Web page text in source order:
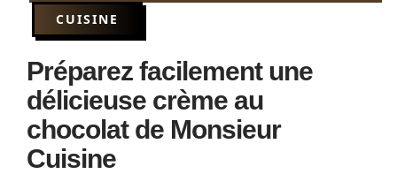
CUISINE
Préparez facilement une
délicieuse crème au
chocolat de Monsieur
Cuisine